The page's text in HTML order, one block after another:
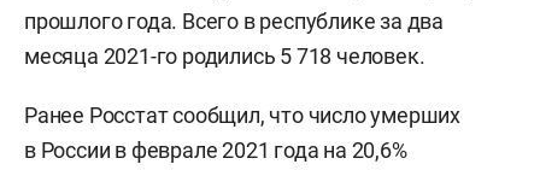
прошлого года. Всего в республике за два
месяца 2021-го родились 5 718 человек.
Ранее Росстат сообщил, что число умерших
в России в феврале 2021 года на 20,6%